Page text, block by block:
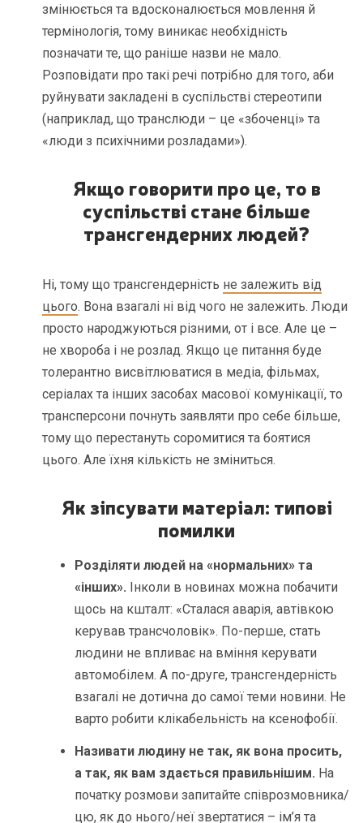
змінюється та вдосконалюється мовлення й
термінологія, тому виникає необхідність
позначати те, що раніше назви не мало.
Розповідати про такі речі потрібно для того, аби
руйнувати закладені в суспільстві стереотипи
(наприклад, що транслюди – це «збоченці» та
«люди з психічними розладами»).
Якщо говорити про це, то в
суспільстві стане більше
трансгендерних людей?
Ні, тому що трансгендерність не залежить від
цього. Вона взагалі ні від чого не залежить. Люди
просто народжуються різними, от і все. Але це –
не хвороба і не розлад. Якщо це питання буде
толерантно висвітлюватися в медіа, фільмах,
серіалах та інших засобах масової комунікації, то
трансперсони почнуть заявляти про себе більше,
тому що перестануть соромитися та боятися
цього. Але їхня кількість не зміниться.
Як зіпсувати матеріал: типові
помилки
Розділяти людей на «нормальних» та
«інших». Інколи в новинах можна побачити
щось на кшталт: «Сталася аварія, автівкою
керував трансчоловік». По-перше, стать
людини не впливає на вміння керувати
автомобілем. А по-друге, трансгендерність
взагалі не дотична до самої теми новини. Не
варто робити клікабельність на ксенофобії.
Називати людину не так, як вона просить,
а так, як вам здається правильнішим. На
початку розмови запитайте співрозмовника/
цю, як до нього/неї звертатися – ім’я та